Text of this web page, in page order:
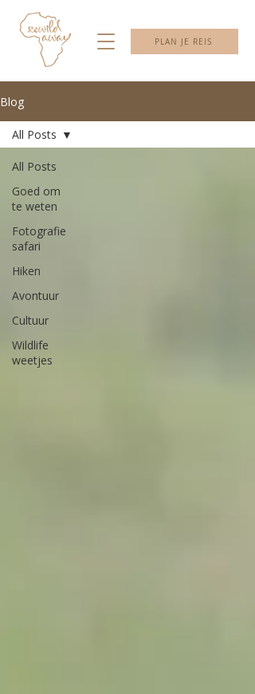
PLAN JE REIS
Blog
All Posts
Goed om
te weten
Fotografie
safari
Hiken
Avontuur
Cultuur
Wildlife
weetjes
All Posts